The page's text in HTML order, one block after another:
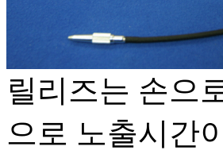
릴리즈는 손으
으로 노출시간